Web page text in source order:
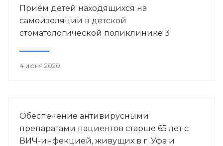
Приём детей находящихся на
самоизоляции в детской
стоматологической поликлинике 3
4 июня 2020
Обеспечение антивирусными
препаратами пациентов старше 65 лет с
ВИЧ-инфекцией, живущих в г. Уфа и